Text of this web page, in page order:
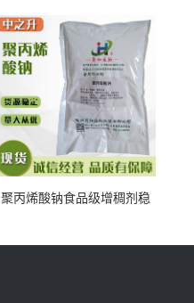
聚丙烯酸钠食品级增稠剂稳